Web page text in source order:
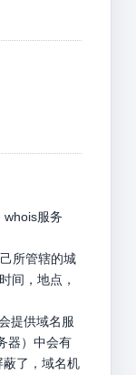
whois服务
所管辖的城
间，地点，
提供域名服
器）中会有
了，域名机